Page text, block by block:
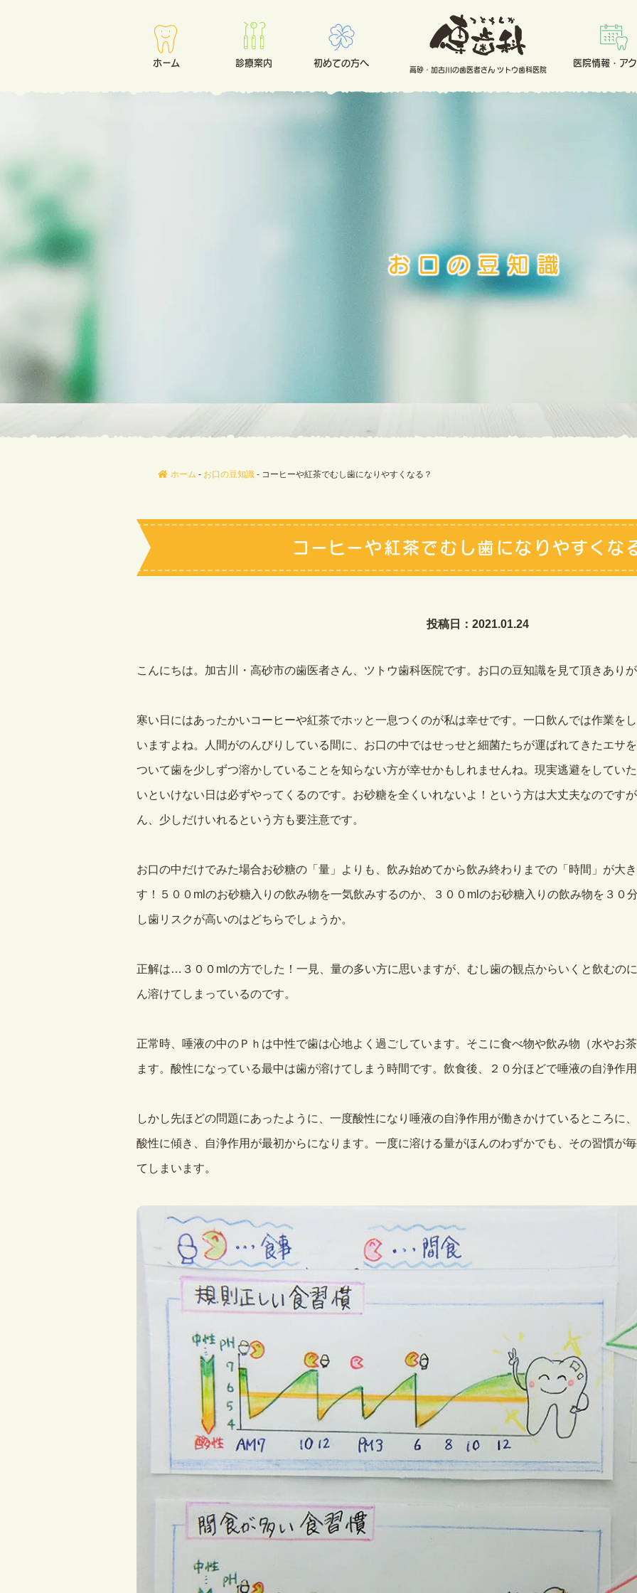
高砂・加古川の歯医者さん ツトウ歯科医院
ホーム 診療案内 初めての方へ 医院情報・ア
お口の豆知識
ホーム - お口の豆知識- コーヒーや紅茶でむし歯になりやすくなる？
コーヒーや紅茶でむし歯になりやすくな
投稿日：2021.01.24
こんにちは。加古川・高砂市の歯医者さん、ツトウ歯科医院です。お口の豆知識を見て頂きあり
寒い日にはあったかいコーヒーや紅茶でホッと一息つくのが私は幸せです。一口飲んでは作業を
いますよね。人間がのんびりしている間に、お口の中ではせっせと細菌たちが運ばれてきたエサ
ついて歯を少しずつ溶かしていることを知らない方が幸せかもしれませんね。現実逃避をしてい
いといけない日は必ずやってくるのです。お砂糖を全くいれないよ！という方は大丈夫なのです
ん、少しだけいれるという方も要注意です。
お口の中だけでみた場合お砂糖の「量」よりも、飲み始めてから飲み終わりまでの「時間」が大
す！５００mlのお砂糖入りの飲み物を一気飲みするのか、３００mlのお砂糖入りの飲み物を３０
し歯リスクが高いのはどちらでしょうか。
正解は…３００mlの方でした！一見、量の多い方に思いますが、むし歯の観点からいくと飲むの
ん溶けてしまっているのです。
正常時、唾液の中のＰｈは中性で歯は心地よく過ごしています。そこに食べ物や飲み物（水やお
ます。酸性になっている最中は歯が溶けてしまう時間です。飲食後、２０分ほどで唾液の自浄作
しかし先ほどの問題にあったように、一度酸性になり唾液の自浄作用が働きかけているところに
酸性に傾き、自浄作用が最初からになります。一度に溶ける量がほんのわずかでも、その習慣が
てしまいます。